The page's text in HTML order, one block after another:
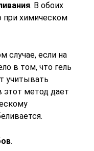
. В обоих
при химическом
случае, если на
в том, что гель
учитывать
этот метод дает
.